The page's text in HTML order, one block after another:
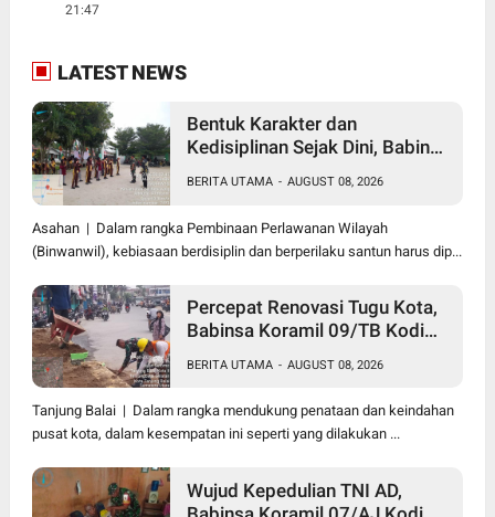
21:47
LATEST NEWS
Bentuk Karakter dan
Kedisiplinan Sejak Dini, Babinsa
0208/Asahan Beri Pelatihan
PBB dan Etika Bagi Siswa MIN
7 Pertahanan
BERITA UTAMA - AUGUST 08, 2026
Asahan | Dalam rangka Pembinaan Perlawanan Wilayah
(Binwanwil), kebiasaan berdisiplin dan berperilaku santun harus dip...
Percepat Renovasi Tugu Kota,
Babinsa Koramil 09/TB Kodim
dan DLH Tanjungbalai Gelar
Gotong Royong
BERITA UTAMA - AUGUST 08, 2026
Tanjung Balai | Dalam rangka mendukung penataan dan keindahan
pusat kota, dalam kesempatan ini seperti yang dilakukan ...
Wujud Kepedulian TNI AD,